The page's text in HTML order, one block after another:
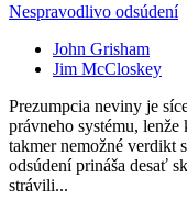
Nespravodlivo odsúdení
John Grisham
Jim McCloskey
Prezumpcia neviny je
právneho systému,
takmer nemožné
odsúdení prináša desať
strávili...